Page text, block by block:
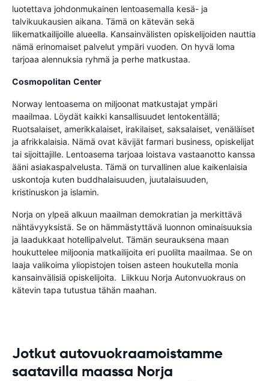
luotettava johdonmukainen lentoasemalla kesä- ja
talvikuukausien aikana. Tämä on kätevän sekä
liikematkailijoille alueella. Kansainvälisten opiskelijoiden nauttia
nämä erinomaiset palvelut ympäri vuoden. On hyvä loma
tarjoaa alennuksia ryhmä ja perhe matkustaa.
Cosmopolitan Center
Norway lentoasema on miljoonat matkustajat ympäri
maailmaa. Löydät kaikki kansallisuudet lentokentällä;
Ruotsalaiset, amerikkalaiset, irakilaiset, saksalaiset, venäläiset
ja afrikkalaisia. Nämä ovat kävijät farmari business, opiskelijat
tai sijoittajille. Lentoasema tarjoaa loistava vastaanotto kanssa
ääni asiakaspalvelusta. Tämä on turvallinen alue kaikenlaisia
uskontoja kuten buddhalaisuuden, juutalaisuuden,
kristinuskon ja islamin.
Norja on ylpeä alkuun maailman demokratian ja merkittävä
nähtävyyksistä. Se on hämmästyttävä luonnon ominaisuuksia
ja laadukkaat hotellipalvelut. Tämän seurauksena maan
houkuttelee miljoonia matkailijoita eri puolilta maailmaa. Se on
laaja valikoima yliopistojen toisen asteen houkutella monia
kansainvälisiä opiskelijoita. Liikkuu Norja Autonvuokraus on
kätevin tapa tutustua tähän maahan.
Jotkut autovuokraamoistamme
saatavilla maassa Norja